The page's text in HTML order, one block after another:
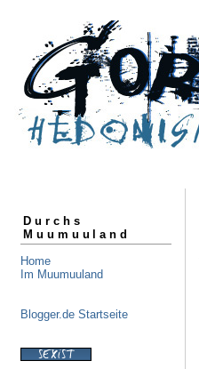
Durchs
Muumuuland
Home
Im Muumuuland
Blogger.de Startseite